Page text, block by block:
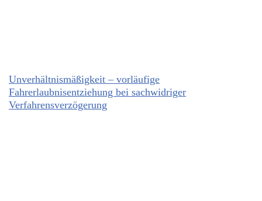
Unverhältnismäßigkeit – vorläufige
Fahrerlaubnisentziehung bei sachwidriger
Verfahrensverzögerung